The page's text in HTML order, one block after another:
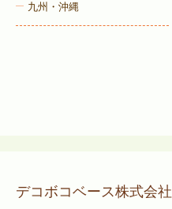
九州・沖縄
デコボコベース株式会社